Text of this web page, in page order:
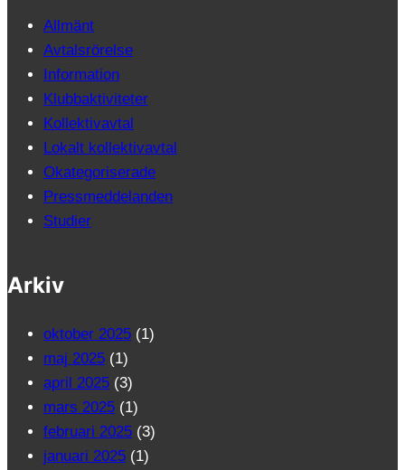
Allmänt
Avtalsrörelse
Information
Klubbaktiviteter
Kollektivavtal
Lokalt kollektivavtal
Okategoriserade
Pressmeddelanden
Studier
Arkiv
oktober 2025 (1)
maj 2025 (1)
april 2025 (3)
mars 2025 (1)
februari 2025 (3)
januari 2025 (1)